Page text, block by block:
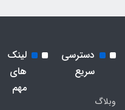
دسترسی
سریع
وبلاگ
لینک
های
مهم